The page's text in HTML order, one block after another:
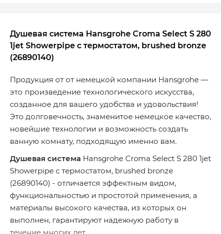
Душевая система Hansgrohe Croma Select S 280
1jet Showerpipe с термостатом, brushed bronze
(26890140)
Продукция от от немецкой компании Hansgrohe —
это произведение технологического искусства,
созданное для вашего удобства и удовольствия!
Это долговечность, знаменитое немецкое качество,
новейшие технологии и возможность создать
ванную комнату, подходящую именно вам.
Душевая система Hansgrohe Croma Select S 280 1jet
Showerpipe с термостатом, brushed bronze
(26890140) - отличается эффектным видом,
функциональностью и простотой применения, а
материалы высокого качества, из которых он
выполнен, гарантируют надежную работу в